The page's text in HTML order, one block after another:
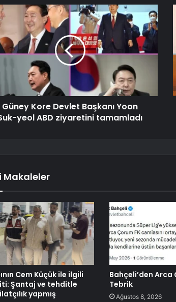
Güney Kore Devlet Başkanı Yoon
yeol ABD ziyaretini tamamladı
Makaleler
Cem Küçük ile ilgili
Şantaj ve tehditle
yapmış
Bahçeli’den Arca
Tebrik
Ağustos 8, 2026